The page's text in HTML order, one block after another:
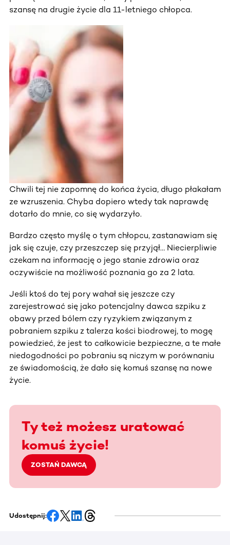
szansę na drugie życie dla 11-letniego chłopca.
Chwili tej nie zapomnę do końca życia, długo płakałam
ze wzruszenia. Chyba dopiero wtedy tak naprawdę
dotarło do mnie, co się wydarzyło.
Bardzo często myślę o tym chłopcu, zastanawiam się
jak się czuje, czy przeszczep się przyjął… Niecierpliwie
czekam na informację o jego stanie zdrowia oraz
oczywiście na możliwość poznania go za 2 lata.
Jeśli ktoś do tej pory wahał się jeszcze czy
zarejestrować się jako potencjalny dawca szpiku z
obawy przed bólem czy ryzykiem związanym z
pobraniem szpiku z talerza kości biodrowej, to mogę
powiedzieć, że jest to całkowicie bezpieczne, a te małe
niedogodności po pobraniu są niczym w porównaniu
ze świadomością, że dało się komuś szansę na nowe
życie.
Ty też możesz uratować
komuś życie!
ZOSTAŃ DAWCĄ
Udostępnij: